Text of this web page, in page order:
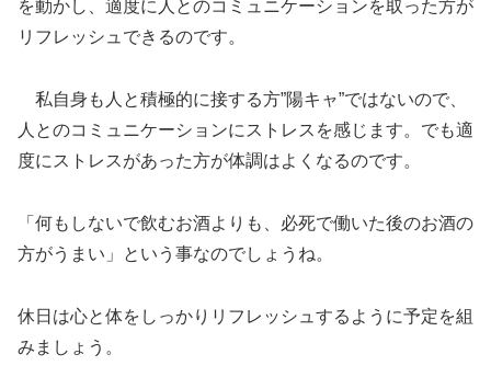
を動かし、適度に人とのコミュニケーションを取った方が
リフレッシュできるのです。
私自身も人と積極的に接する方”陽キャ”ではないので、
人とのコミュニケーションにストレスを感じます。でも適
度にストレスがあった方が体調はよくなるのです。
「何もしないで飲むお酒よりも、必死で働いた後のお酒の
方がうまい」という事なのでしょうね。
休日は心と体をしっかりリフレッシュするように予定を組
みましょう。